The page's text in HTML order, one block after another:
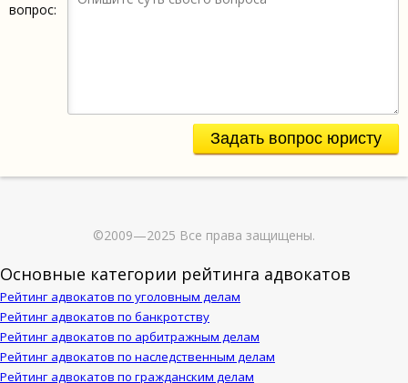
вопрос:
Задать вопрос юристу
©2009—2025 Все права защищены.
Основные категории рейтинга адвокатов
Рейтинг адвокатов по уголовным делам
Рейтинг адвокатов по банкротству
Рейтинг адвокатов по арбитражным делам
Рейтинг адвокатов по наследственным делам
Рейтинг адвокатов по гражданским делам